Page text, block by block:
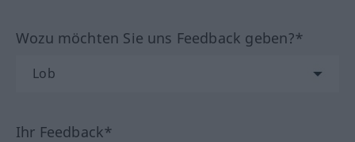
Wozu möchten Sie uns Feedback geben?*
Ihr Feedback*